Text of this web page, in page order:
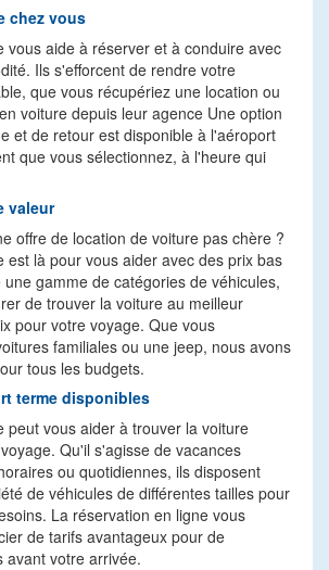
chez vous
vous aide à réserver et à conduire avec
Ils s'efforcent de rendre votre
que vous récupériez une location ou
voiture depuis leur agence Une option
et de retour est disponible à l'aéroport
que vous sélectionnez, à l'heure qui
valeur
offre de location de voiture pas chère ?
est là pour vous aider avec des prix bas
gamme de catégories de véhicules,
de trouver la voiture au meilleur
pour votre voyage. Que vous
familiales ou une jeep, nous avons
tous les budgets.
terme disponibles
peut vous aider à trouver la voiture
Qu'il s'agisse de vacances
ou quotidiennes, ils disposent
de véhicules de différentes tailles pour
La réservation en ligne vous
de tarifs avantageux pour de
avant votre arrivée.